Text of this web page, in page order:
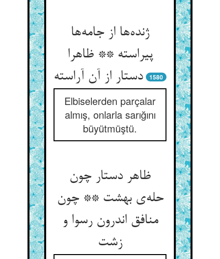
ژنده‌ها از جامه‌ها
پیراسته ** ظاهرا
دستار از آن آراسته
1580
Elbiselerden parçalar
almış, onlarla sarığını
büyütmüştü.
ظاهر دستار چون
حله‌ی بهشت ** چون
منافق اندرون رسوا و
زشت